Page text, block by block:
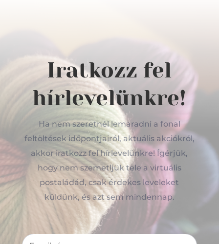
Iratkozz fel
hírlevelünkre!
Ha nem szeretnél lemaradni a fonal
feltöltések időpontjairól, aktuális akciókról,
akkor iratkozz fel hírlevelünkre! Ígérjük,
hogy nem szemetljük tele a virtuális
postaládád, csak érdekes leveleket
küldünk, és azt sem mindennap.